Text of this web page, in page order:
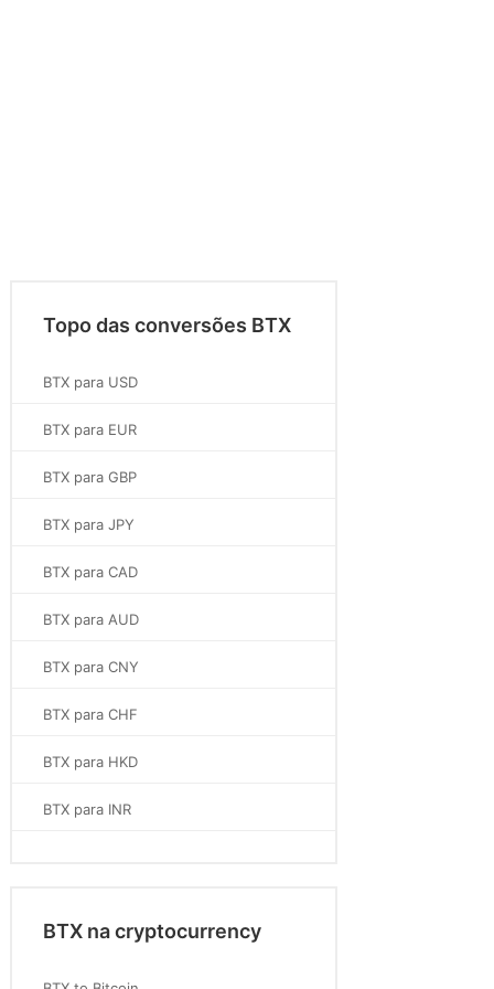
Topo das conversões BTX
BTX para USD
BTX para EUR
BTX para GBP
BTX para JPY
BTX para CAD
BTX para AUD
BTX para CNY
BTX para CHF
BTX para HKD
BTX para INR
BTX na cryptocurrency